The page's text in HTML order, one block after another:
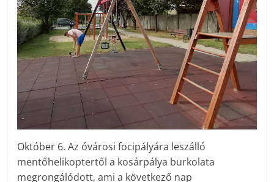
Október 6. Az óvárosi focipályára leszálló
mentőhelikoptertől a kosárpálya burkolata
megrongálódott, ami a következő nap